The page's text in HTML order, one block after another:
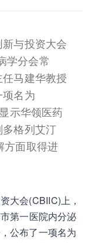
与投资大会
学分会常
马建华教授
名为
示华领医药
格列艾汀
方面取得进
大会(CBIIC)上，
第一医院内分泌
公布了一项名为